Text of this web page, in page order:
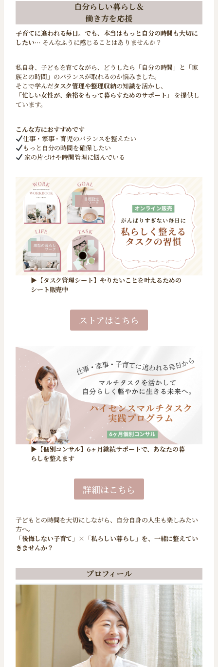
自分らしい暮らし＆
働き方を応援
子育てに追われる毎日。でも、本当はもっと自分の時間も大切に
したい… そんなふうに感じることはありませんか？
私自身、子どもを育てながら、どうしたら「自分の時間」と「家
族との時間」のバランスが取れるのか悩みました。
そこで学んだタスク管理や整理収納の知識を活かし、
「忙しい女性が、余裕をもって暮らすためのサポート」
を提供し
ています。
こんな方におすすめです
仕事・家事・育児のバランスを整えたい
もっと自分の時間を確保したい
家の片づけや時間管理に悩んでいる
▶【タスク管理シート】やりたいことを叶えるための
シート販売中
ストアはこちら
▶【個別コンサル】6ヶ月継続サポートで、あなたの暮
らしを整えます
詳細はこちら
子どもとの時間を大切にしながら、自分自身の人生も楽しみたい
方へ。
「後悔しない子育て」×「私らしい暮らし」を、一緒に整えてい
きませんか？
プロフィール